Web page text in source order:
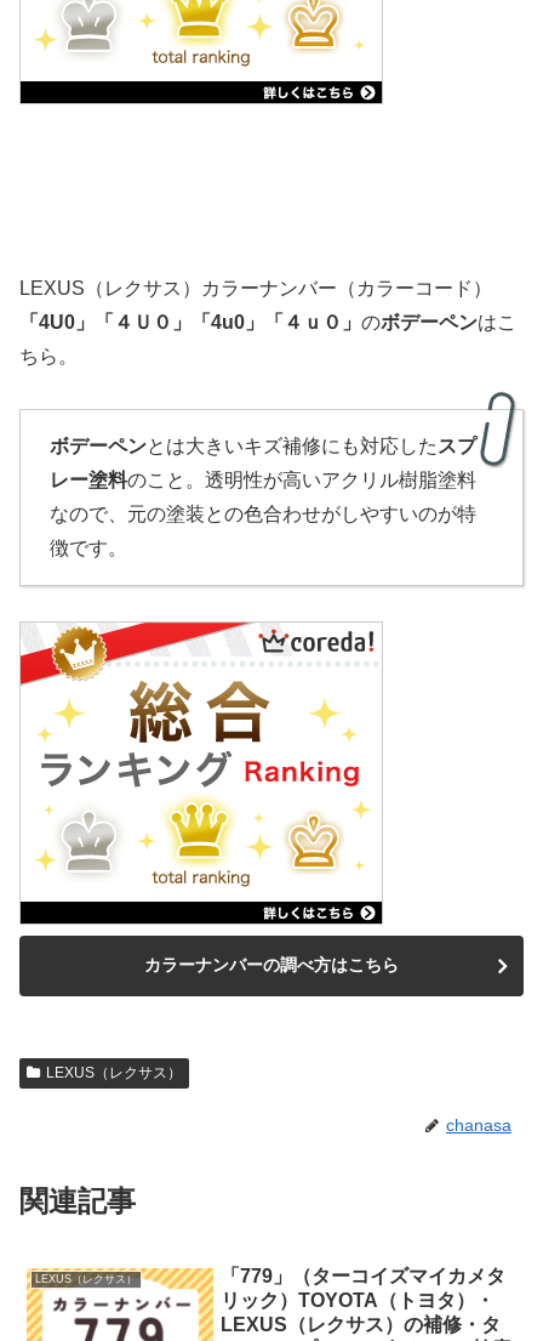
LEXUS（レクサス）カラーナンバー（カラーコード）
「 4U0 」 「４Ｕ０」 「4u0」「４ｕ０」 のボデーペンはこ
ちら。
ボデーペンとは大きいキズ補修にも対応した スプ
レー塗料のこと。透明性が高いアクリル樹脂塗料
なので、元の塗装との色合わせがしやすいのが特
徴です。
カラーナンバーの調べ方はこちら
LEXUS（レクサス）
chanasa
関連記事
LEXUS（レクサス）
「779」（ターコイズマイカメタ
リック）TOYOTA（トヨタ）・
LEXUS（レクサス）の補修・タ